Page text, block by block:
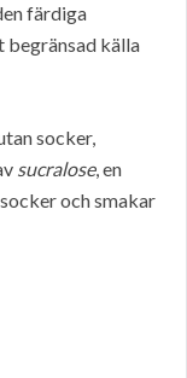
färdiga
begränsad källa
socker,
sucralose, en
och smakar